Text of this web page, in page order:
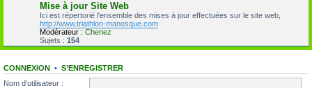
Mise à jour Site Web
Ici est répertorié l'ensemble des mises à jour effectuées sur le site web,
http://www.triathlon-manosque.com
Modérateur : Chenez
Sujets : 154
CONNEXION • S’ENREGISTRER
Nom d’utilisateur :